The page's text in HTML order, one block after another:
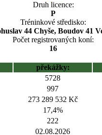
Druh licence:
P
Tréninkové středisko:
44 Chyše, Boudov 41
Počet registrovaných koní:
16
překážky:
5728
997
273 289 532 Kč
17,4%
222
02.08.2026